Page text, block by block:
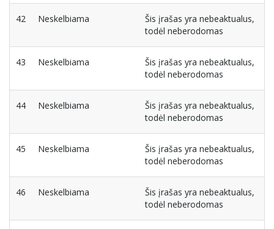
42 Neskelbiama
Šis įrašas yra nebeaktualus,
todėl neberodomas
43 Neskelbiama
Šis įrašas yra nebeaktualus,
todėl neberodomas
44 Neskelbiama
Šis įrašas yra nebeaktualus,
todėl neberodomas
45 Neskelbiama
Šis įrašas yra nebeaktualus,
todėl neberodomas
46 Neskelbiama
Šis įrašas yra nebeaktualus,
todėl neberodomas